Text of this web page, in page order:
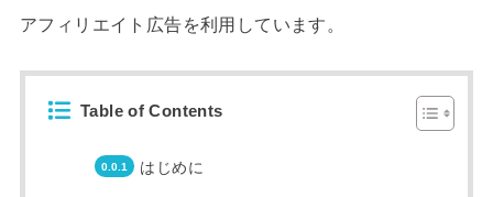
アフィリエイト広告を利用しています。
Table of Contents
はじめに